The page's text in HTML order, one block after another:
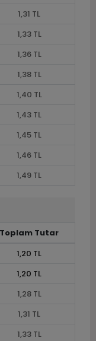
1,31 TL
1,33 TL
1,36 TL
1,38 TL
1,40 TL
1,43 TL
1,45 TL
1,46 TL
1,49 TL
Toplam Tutar
1,20 TL
1,20 TL
1,28 TL
1,31 TL
1,33 TL